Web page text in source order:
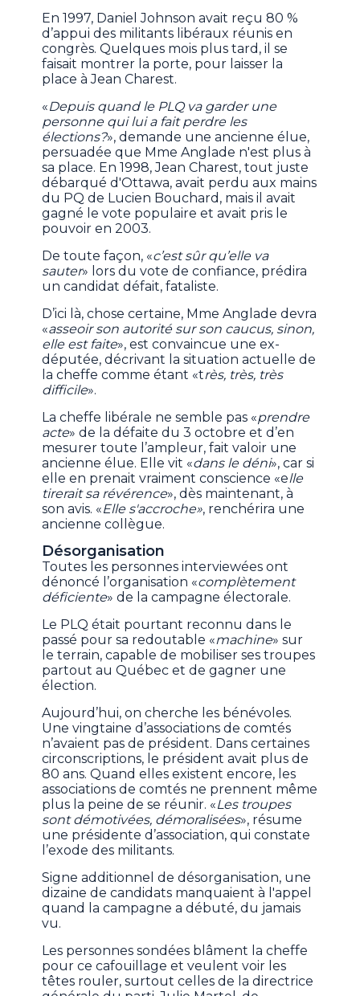
En 1997, Daniel Johnson avait reçu 80 %
d’appui des militants libéraux réunis en
congrès. Quelques mois plus tard, il se
faisait montrer la porte, pour laisser la
place à Jean Charest.
«Depuis quand le PLQ va garder une
personne qui lui a fait perdre les
élections?», demande une ancienne élue,
persuadée que Mme Anglade n'est plus à
sa place. En 1998, Jean Charest, tout juste
débarqué d'Ottawa, avait perdu aux mains
du PQ de Lucien Bouchard, mais il avait
gagné le vote populaire et avait pris le
pouvoir en 2003.
De toute façon, «c’est sûr qu’elle va
sauter» lors du vote de confiance, prédira
un candidat défait, fataliste.
D’ici là, chose certaine, Mme Anglade devra
«asseoir son autorité sur son caucus, sinon,
elle est faite», est convaincue une ex-
députée, décrivant la situation actuelle de
la cheffe comme étant «très, très, très
difficile».
La cheffe libérale ne semble pas «prendre
acte» de la défaite du 3 octobre et d’en
mesurer toute l’ampleur, fait valoir une
ancienne élue. Elle vit «dans le déni», car si
elle en prenait vraiment conscience «elle
tirerait sa révérence», dès maintenant, à
son avis. «Elle s'accroche», renchérira une
ancienne collègue.
Désorganisation
Toutes les personnes interviewées ont
dénoncé l’organisation «complètement
déficiente» de la campagne électorale.
Le PLQ était pourtant reconnu dans le
passé pour sa redoutable «machine» sur
le terrain, capable de mobiliser ses troupes
partout au Québec et de gagner une
élection.
Aujourd’hui, on cherche les bénévoles.
Une vingtaine d’associations de comtés
n’avaient pas de président. Dans certaines
circonscriptions, le président avait plus de
80 ans. Quand elles existent encore, les
associations de comtés ne prennent même
plus la peine de se réunir. «Les troupes
sont démotivées, démoralisées», résume
une présidente d’association, qui constate
l’exode des militants.
Signe additionnel de désorganisation, une
dizaine de candidats manquaient à l'appel
quand la campagne a débuté, du jamais
vu.
Les personnes sondées blâment la cheffe
pour ce cafouillage et veulent voir les
têtes rouler, surtout celles de la directrice